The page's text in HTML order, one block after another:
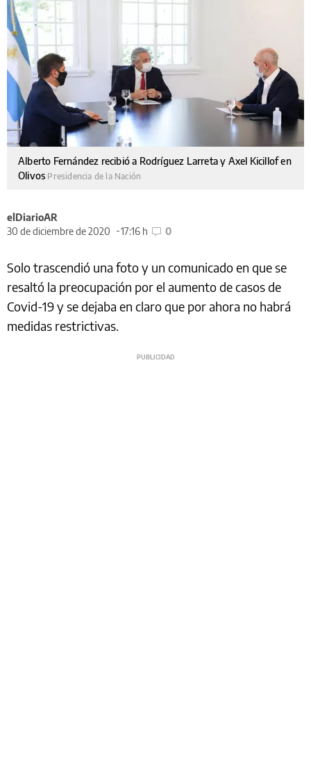
Alberto Fernández recibió a Rodríguez Larreta y Axel Kicillof en
Olivos Presidencia de la Nación
elDiarioAR
30 de diciembre de 2020
17:16 h 0
Solo trascendió una foto y un comunicado en que se
resaltó la preocupación por el aumento de casos de
Covid-19 y se dejaba en claro que por ahora no habrá
medidas restrictivas.